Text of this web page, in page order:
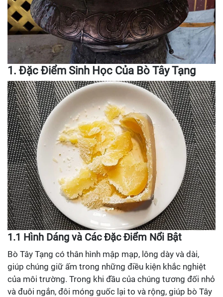
1. Đặc Điểm Sinh Học Của Bò Tây Tạng
1.1 Hình Dáng và Các Đặc Điểm Nổi Bật
Bò Tây Tạng có thân hình mập mạp, lông dày và dài,
giúp chúng giữ ấm trong những điều kiện khắc nghiệt
của môi trường. Trong khi đầu của chúng tương đối nhỏ
và đuôi ngắn, đôi móng guốc lại to và rộng, giúp bò Tây